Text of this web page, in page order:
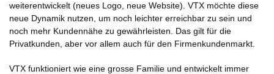
weiterentwickelt (neues Logo, neue Website). VTX möchte diese
neue Dynamik nutzen, um noch leichter erreichbar zu sein und
noch mehr Kundennähe zu gewährleisten. Das gilt für die
Privatkunden, aber vor allem auch für den Firmenkundenmarkt.
VTX funktioniert wie eine grosse Familie und entwickelt immer